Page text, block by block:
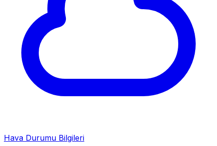
Hava Durumu Bilgileri